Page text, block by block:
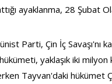
ayaklanma, 28 Şubat
Parti, Çin İç Savaşı'nı
yaklaşık iki
Tayvan'daki hükümet